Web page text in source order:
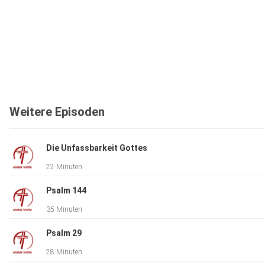
Weitere Episoden
Die Unfassbarkeit Gottes
22 Minuten
Psalm 144
35 Minuten
Psalm 29
28 Minuten